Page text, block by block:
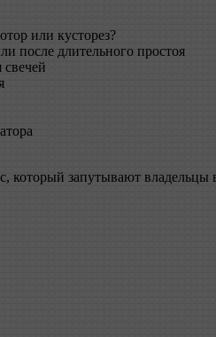
или кусторез?
после длительного простоя
свечей
который запутывают владельцы